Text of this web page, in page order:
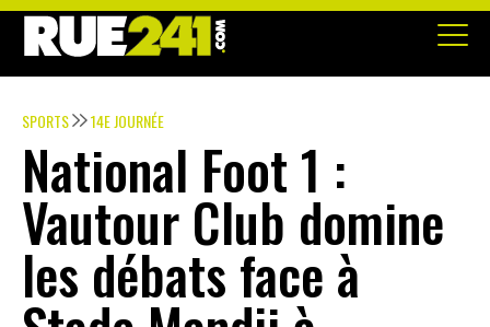
SPORTS 14E JOURNÉE
National Foot 1 :
Vautour Club domine
les débats face à